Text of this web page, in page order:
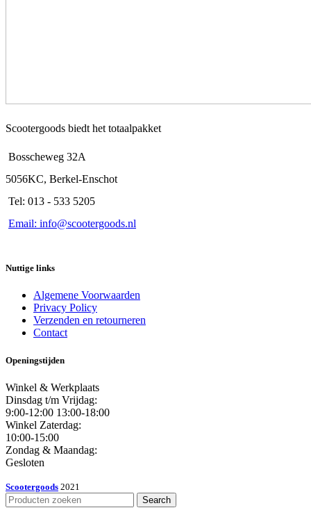
Scootergoods biedt het totaalpakket
Bosscheweg 32A
5056KC, Berkel-Enschot
Tel: 013 - 533 5205
Email: info@scootergoods.nl
Nuttige links
Algemene Voorwaarden
Privacy Policy
Verzenden en retourneren
Contact
Openingstijden
Winkel & Werkplaats
Dinsdag t/m Vrijdag:
9:00-12:00 13:00-18:00
Winkel Zaterdag:
10:00-15:00
Zondag & Maandag:
Gesloten
Scootergoods 2021
Search